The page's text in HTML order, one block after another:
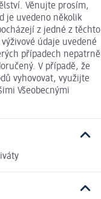
Věnujte prosím,
je uvedeno několik
z jedné z těchto
údaje uvedené
případech nepatrně
V případě, že
vyhovovat, využijte
Všeobecnými